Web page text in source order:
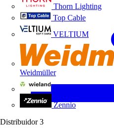
Thorn Lighting
Top Cable
VELTIUM
Weidmüller
Zennio
Distribuidor 3